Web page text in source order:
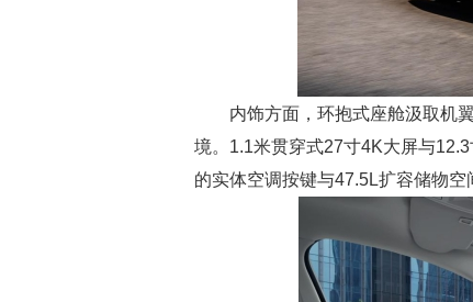
内饰方面，环抱式座舱汲取机
境。1.1米贯穿式27寸4K大屏与
的实体空调按键与47.5L扩容储物空